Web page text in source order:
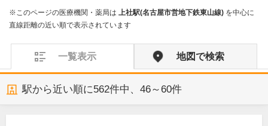
※このページの医療機関・薬局は 上社駅(名古屋市営地下鉄東山線) を中心に
直線距離の近い順で表示されています
一覧表示 地図で検索
駅から近い順に562件中、 46～60件